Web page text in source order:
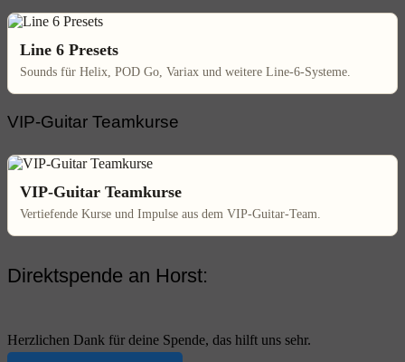
Line 6 Presets
Sounds für Helix, POD Go, Variax und weitere Line-6-Systeme.
VIP-Guitar Teamkurse
VIP-Guitar Teamkurse
Vertiefende Kurse und Impulse aus dem VIP-Guitar-Team.
Direktspende an Horst:
Herzlichen Dank für deine Spende, das hilft uns sehr.